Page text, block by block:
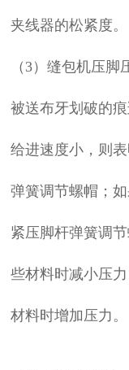
夹线器的松紧度。
（3）缝包机压
被送布牙划破的
给进速度小，则
弹簧调节螺帽；
紧压脚杆弹簧调
些材料时减小压
材料时增加压力。